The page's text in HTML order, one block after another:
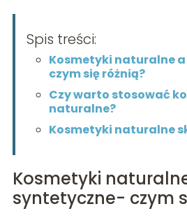
Spis treści:
Kosmetyki naturalne
czym się różnią?
Czy warto stosować
naturalne?
Kosmetyki naturalne
Kosmetyki
syntetyczne- czym